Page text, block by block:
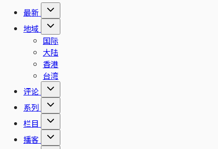
最新
地域
国际
大陆
香港
台湾
评论
系列
栏目
播客